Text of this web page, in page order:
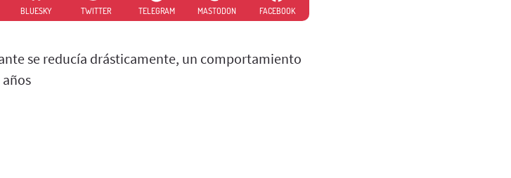
BLUESKY TWITTER TELEGRAM MASTODON FACEBOOK
se reducía drásticamente, un comportamiento